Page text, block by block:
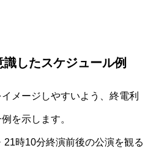
したスケジュール例
メージしやすいよう、終電利
を示します。
時10分終演前後の公演を観る